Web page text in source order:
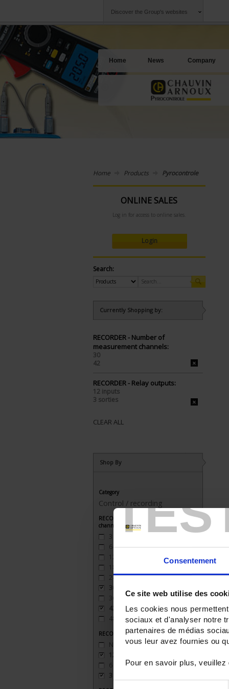
Consentement
Ce site web utilise des
Les cookies nous
sociaux et d'analyser notre
partenaires de médias
vous leur avez fournies ou
Pour en savoir plus, veuillez
Discover the Group's websites
Home News Company
Home Products Pyrocontrole
ONLINE SALES
Log in for access to online sales.
Login
Search:
Currently Shopping by:
RECORDER - Number of
measurement channels:
30
42
RECORDER - Relay outputs:
12 inputs
3 sorties
CLEAR ALL
Shop By
Category
Control / recording
RECORDER - Number of measurement
channels
3
6(3)
12
18
24(2)
30
36
42
48
RECORDER - Relay outputs
None(1)
12 inputs
6 outputs(1)
3 sorties